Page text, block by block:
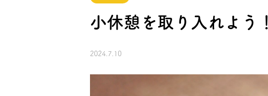
小休憩を取り入れよう！
2024.7.10